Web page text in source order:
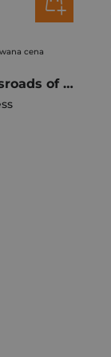
cena
Tbilisi. Crossroads of the Caucasus